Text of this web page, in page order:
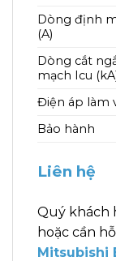
Dòng định
(A)
Dòng cắt
mạch Icu
Điện áp làm
Bảo hành
Liên hệ
Quý khách
hoặc cần
Mitsubishi